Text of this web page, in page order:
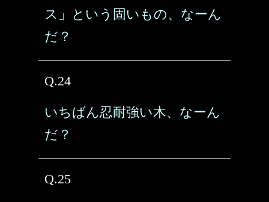
ス」という固いもの、なーん
だ？
Q.24
いちばん忍耐強い木、なーん
だ？
Q.25